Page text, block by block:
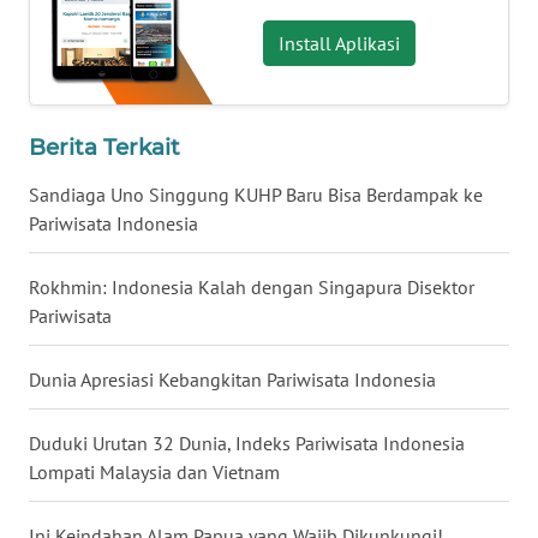
Install Aplikasi
Berita Terkait
Sandiaga Uno Singgung KUHP Baru Bisa Berdampak ke
Pariwisata Indonesia
Rokhmin: Indonesia Kalah dengan Singapura Disektor
Pariwisata
Dunia Apresiasi Kebangkitan Pariwisata Indonesia
Duduki Urutan 32 Dunia, Indeks Pariwisata Indonesia
Lompati Malaysia dan Vietnam
WN
BABEL
SUMBAR
WN
SUMSEL
WN
BENGKULU
WN
LAMPUNG
WN
JATENG